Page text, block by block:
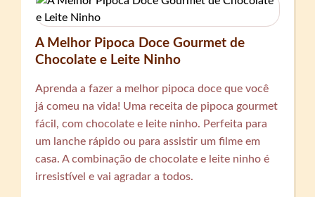
A Melhor Pipoca Doce Gourmet de
Chocolate e Leite Ninho
Aprenda a fazer a melhor pipoca doce que você
já comeu na vida! Uma receita de pipoca gourmet
fácil, com chocolate e leite ninho. Perfeita para
um lanche rápido ou para assistir um filme em
casa. A combinação de chocolate e leite ninho é
irresistível e vai agradar a todos.